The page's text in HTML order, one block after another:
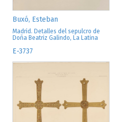
Buxó, Esteban
Madrid. Detalles del sepulcro de
Doña Beatriz Galindo, La Latina
E-3737